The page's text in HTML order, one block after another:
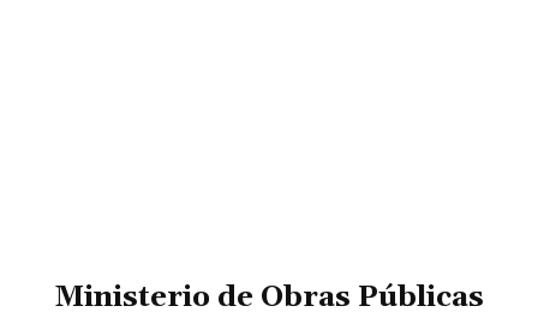
Ministerio de Obras Públicas